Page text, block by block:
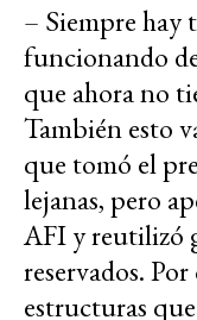
– Siempre hay
funcionando
que ahora no
También esto
que tomó el
lejanas, pero
AFI y reutilizó
reservados.
estructuras